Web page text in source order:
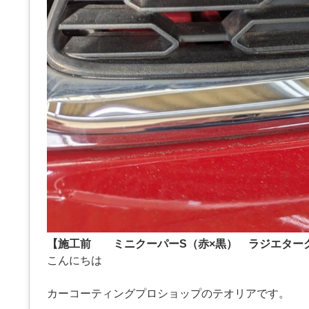
【施工前 ミニクーパーS（赤×黒） ラジエター
こんにちは
カーコーティングプロショップのテオリアです。